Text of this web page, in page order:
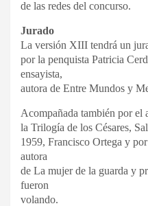
de las redes del concurso.
Jurado
La versión XIII tendrá un
por la penquista Patricia
ensayista,
autora de Entre Mundos y
Acompañada también por el
la Trilogía de los Césares,
1959, Francisco Ortega y
autora
de La mujer de la guarda y
fueron
volando.